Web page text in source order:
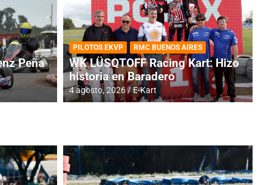
RMC BUENOS AIRES
Cerró una jornada
Peña
PILOTOS EKVP RMC BUENOS AIRES
WK LÜSQTOFF Racing Kart: Hizo
historia en Baradero
4 agosto, 2026 E-Kart